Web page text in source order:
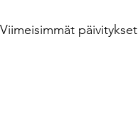
Viimeisimmät päivitykset